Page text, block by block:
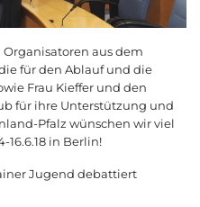
aus dem
für den Ablauf und die
Frau Kieffer und den
für ihre Unterstützung und
Pfalz wünschen wir viel
16.6.18 in Berlin!
Jugend debattiert